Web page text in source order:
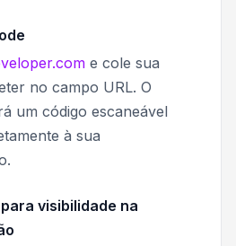
e cole sua
no campo URL. O
um código escaneável
à sua
visibilidade na